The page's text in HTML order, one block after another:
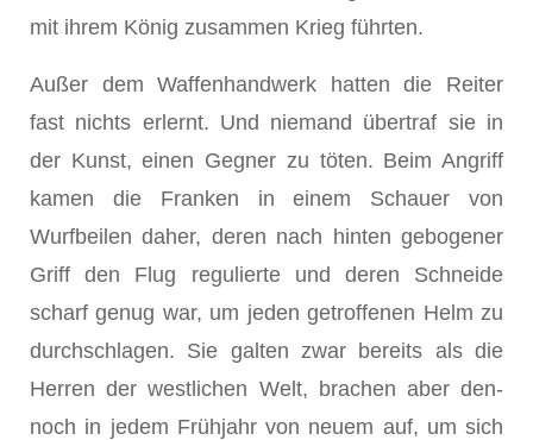
mit ihrem König zusammen Krieg führten.
Außer dem Waffenhandwerk hatten die Reiter
fast nichts erlernt. Und niemand übertraf sie in
der Kunst, einen Gegner zu töten. Beim Angriff
kamen die Franken in einem Schauer von
Wurfbeilen daher, deren nach hinten gebogener
Griff den Flug regulierte und deren Schneide
scharf ge­nug war, um jeden getroffenen Helm zu
durchschlagen. Sie galten zwar bereits als die
Herren der westlichen Welt, brachen aber den­
noch in jedem Frühjahr von neuem auf, um sich